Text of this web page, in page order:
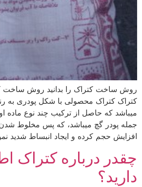
روش ساخت کتراک را بدانید روش ساخت
کتراک کتراک محصولی با شکل پودری به
میباشد که حاصل از ترکیب چند نوع ماده
جمله پودر گچ میباشد، که پس مخلوط
افزایش حجم کرده و ایجاد انبساط شدید
چقدر درباره کتراک
دارید؟